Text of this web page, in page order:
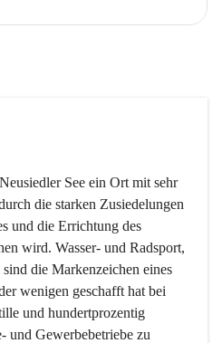
See ein Ort mit sehr
die starken Zusiedelungen
und die Errichtung des
wird. Wasser- und Radsport,
die Markenzeichen eines
wenigen geschafft hat bei
und hundertprozentig
und Gewerbebetriebe zu